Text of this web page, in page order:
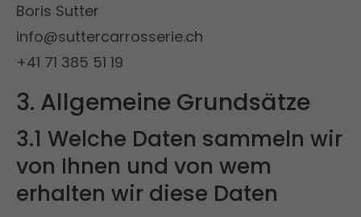
Boris Sutter
info@suttercarrosserie.ch
+41 71 385 51 19
3. Allgemeine Grundsätze
3.1 Welche Daten sammeln wir
von Ihnen und von wem
erhalten wir diese Daten